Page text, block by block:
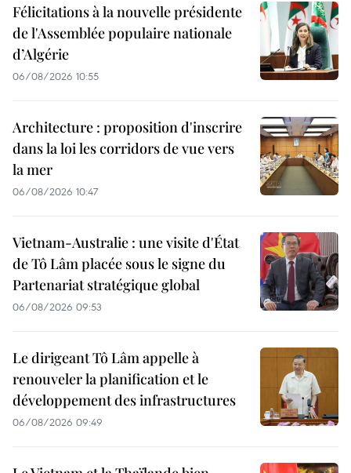
Félicitations à la nouvelle présidente
de l'Assemblée populaire nationale
d’Algérie
06/08/2026 10:55
Architecture : proposition d'inscrire
dans la loi les corridors de vue vers
la mer
06/08/2026 10:47
Vietnam-Australie : une visite d'État
de Tô Lâm placée sous le signe du
Partenariat stratégique global
06/08/2026 09:53
Le dirigeant Tô Lâm appelle à
renouveler la planification et le
développement des infrastructures
06/08/2026 09:49